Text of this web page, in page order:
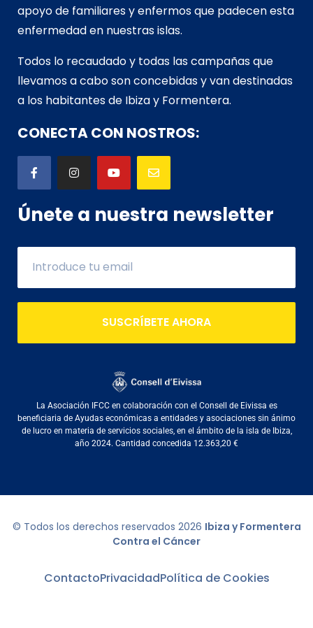
apoyo de familiares y enfermos que padecen esta
enfermedad en nuestras islas.
Todos lo recaudado y todas las campañas que
llevamos a cabo son concebidas y van destinadas
a los habitantes de Ibiza y Formentera.
CONECTA CON NOSTROS:
Únete a nuestra newsletter
SUSCRÍBETE AHORA
La Asociación IFCC en colaboración con el Consell de Eivissa es
beneficiaria de Ayudas económicas a entidades y asociaciones sin ánimo
de lucro en materia de servicios sociales, en el ámbito de la isla de Ibiza,
año 2024. Cantidad concedida 12.363,20 €
© Todos los derechos reservados 2026 Ibiza y Formentera
Contra el Cáncer
ContactoPrivacidadPolítica de Cookies